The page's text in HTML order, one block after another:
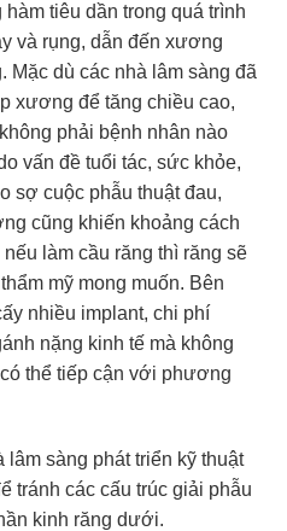
tiêu dần trong quá trình
và rụng, dẫn đến xương
Mặc dù các nhà lâm sàng đã
xương để tăng chiều cao,
phải bệnh nhân nào
vấn đề tuổi tác, sức khỏe,
sợ cuộc phẫu thuật đau,
cũng khiến khoảng cách
làm cầu răng thì răng sẽ
mỹ mong muốn. Bên
nhiều implant, chi phí
nặng kinh tế mà không
thể tiếp cận với phương
lâm sàng phát triển kỹ thuật
tránh các cấu trúc giải phẫu
kinh răng dưới.